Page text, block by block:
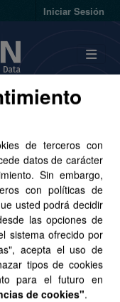
Iniciar Sesión
SVG
de terceros con
datos de carácter
Sin embargo,
con políticas de
usted podrá decidir
las opciones de
sistema ofrecido por
acepta el uso de
tipos de cookies
para el futuro en
de cookies".